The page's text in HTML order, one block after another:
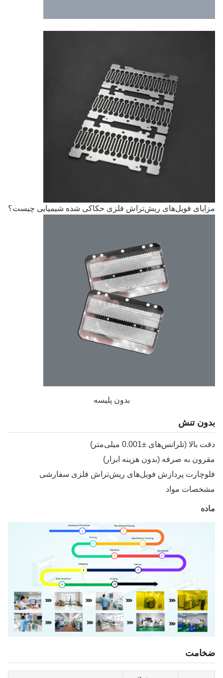
فویل‌های ریش‌تراش فلزی حکاکی شده شیمیایی چیست؟
بدون پلیسه
تنش
(تلرانس‌های ±0.001 میلی‌متر)
به صرفه (بدون هزینه ابزار)
پردازش فویل‌های ریش‌تراش فلزی سفارشی
مواد